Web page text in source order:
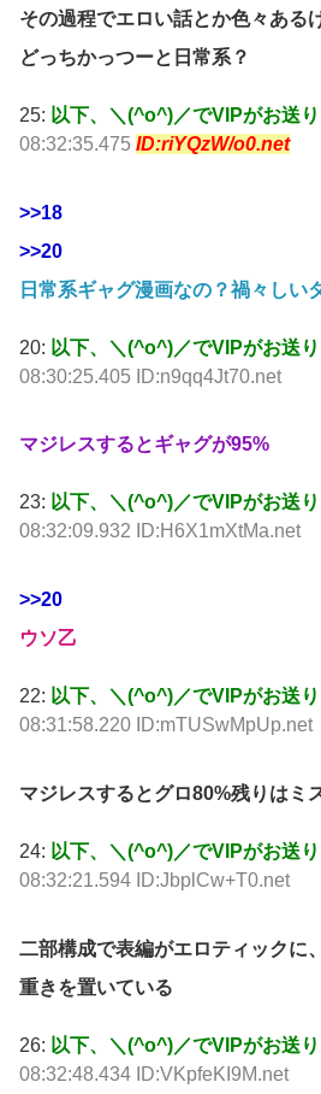
その過程でエロい話とか色々ある
どっちかっつーと日常系？
25: 以下、＼(^o^)／でVIPがお送
08:32:35.475 ID:riYQzW/o0.net
>>18
>>20
日常系ギャグ漫画なの？禍々しい
20: 以下、＼(^o^)／でVIPがお送
08:30:25.405 ID:n9qq4Jt70.net
マジレスするとギャグが95%
23: 以下、＼(^o^)／でVIPがお送
08:32:09.932 ID:H6X1mXtMa.net
>>20
ウソ乙
22: 以下、＼(^o^)／でVIPがお送
08:31:58.220 ID:mTUSwMpUp.net
マジレスするとグロ80%残りはミ
24: 以下、＼(^o^)／でVIPがお送
08:32:21.594 ID:JbplCw+T0.net
二部構成で表編がエロティックに
重きを置いている
26: 以下、＼(^o^)／でVIPがお送
08:32:48.434 ID:VKpfeKI9M.net